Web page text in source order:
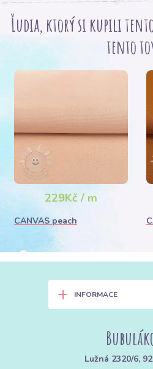
Ľudia, ktorý si kupili
tento
229Kč / m
CANVAS peach
+ INFORMACE
Lužná 2320/6,